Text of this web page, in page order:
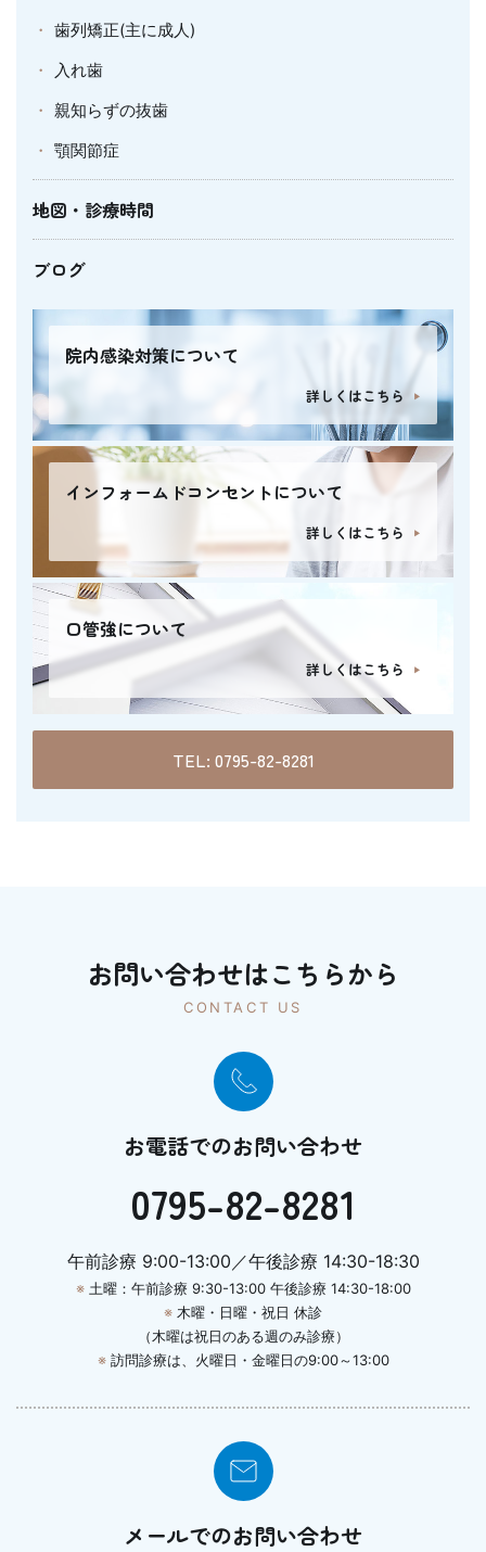
歯列矯正(主に成人)
入れ歯
親知らずの抜歯
顎関節症
地図・診療時間
ブログ
院内感染対策について
詳しくはこちら
インフォームドコンセントについて
詳しくはこちら
口管強について
詳しくはこちら
TEL: 0795-82-8281
お問い合わせはこちらから
CONTACT US
お電話でのお問い合わせ
0795-82-8281
午前診療 9:00-13:00／午後診療 14:30-18:30
※土曜：午前診療 9:30-13:00 午後診療 14:30-18:00
※ 木曜・日曜・祝日 休診
（木曜は祝日のある週のみ診療）
※訪問診療は、火曜日・金曜日の9:00～13:00
メールでのお問い合わせ